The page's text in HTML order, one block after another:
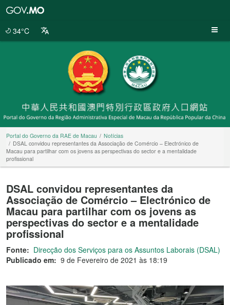
34°C
Portal do Governo da RAE de Macau
Notícias
DSAL convidou representantes da Associação de Comércio – Electrónico de
Macau para partilhar com os jovens as perspectivas do sector e a mentalidade
profissional
DSAL convidou representantes da
Associação de Comércio – Electrónico de
Macau para partilhar com os jovens as
perspectivas do sector e a mentalidade
profissional
Fonte: Direcção dos Serviços para os Assuntos Laborais (DSAL)
Publicado em: 9 de Fevereiro de 2021 às 18:19